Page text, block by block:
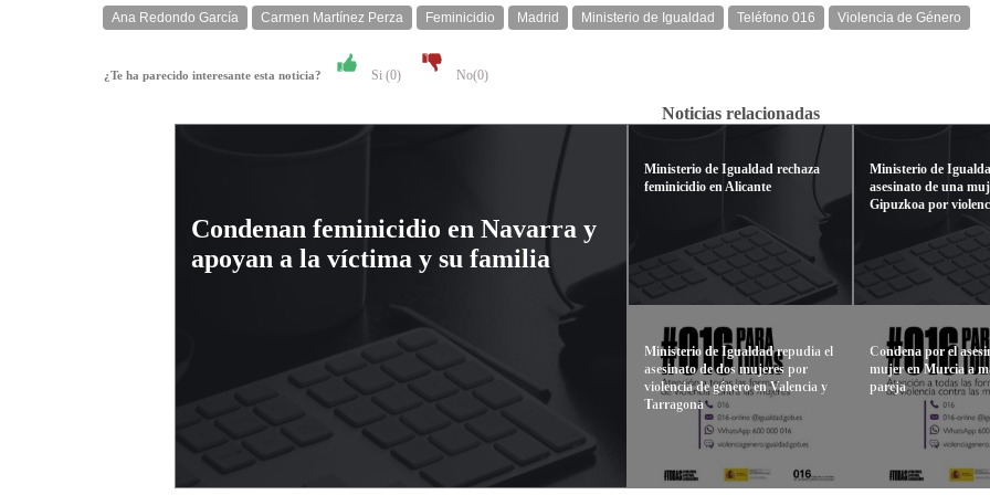
Ana Redondo García Carmen Martínez Perza Feminicidio Madrid Ministerio de Igualdad Teléfono 016 Violencia de Género
¿Te ha parecido interesante esta noticia? Si (0) No(0)
Noticias relacionadas
Condenan feminicidio en Navarra y
apoyan a la víctima y su familia
Ministerio de Igualdad rechaza
feminicidio en Alicante
Ministerio de Igualdad repudia el
asesinato de dos mujeres por
violencia de género en Valencia y
Tarragona
Ministerio de
asesinato de una
Gipuzkoa por
Condena por el
mujer en Murcia a
pareja